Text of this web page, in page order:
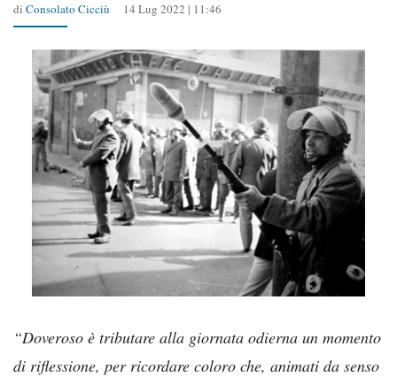
di Consolato Cicciù 14 Lug 2022 | 11:46
“Doveroso è tributare alla giornata odierna un momento
di riflessione, per ricordare coloro che, animati da senso